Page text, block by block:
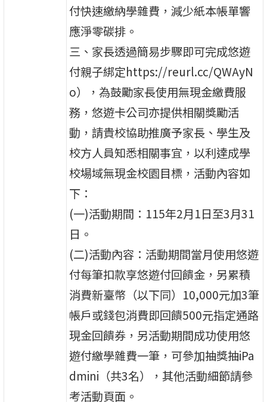
付快速繳納學雜費，減少紙本帳單響
應淨零碳排。
三、家長透過簡易步驟即可完成悠遊
付親子綁定https://reurl.cc/QWAyN
o），為鼓勵家長使用無現金繳費服
務，悠遊卡公司亦提供相關獎勵活
動，請貴校協助推廣予家長、學生及
校方人員知悉相關事宜，以利達成學
校場域無現金校園目標，活動內容如
下：
(一)活動期間：115年2月1日至3月31
日。
(二)活動內容：活動期間當月使用悠遊
付每筆扣款享悠遊付回饋金，另累積
消費新臺幣（以下同）10,000元加3筆
帳戶或錢包消費即回饋500元指定通路
現金回饋券，另活動期間成功使用悠
遊付繳學雜費一筆，可參加抽獎抽iPa
dmini（共3名），其他活動細節請參
考活動頁面。